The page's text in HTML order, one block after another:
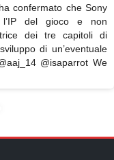
confermato che Sony
l’IP del gioco e non
dei tre capitoli di
di un’eventuale
@isaparrot We